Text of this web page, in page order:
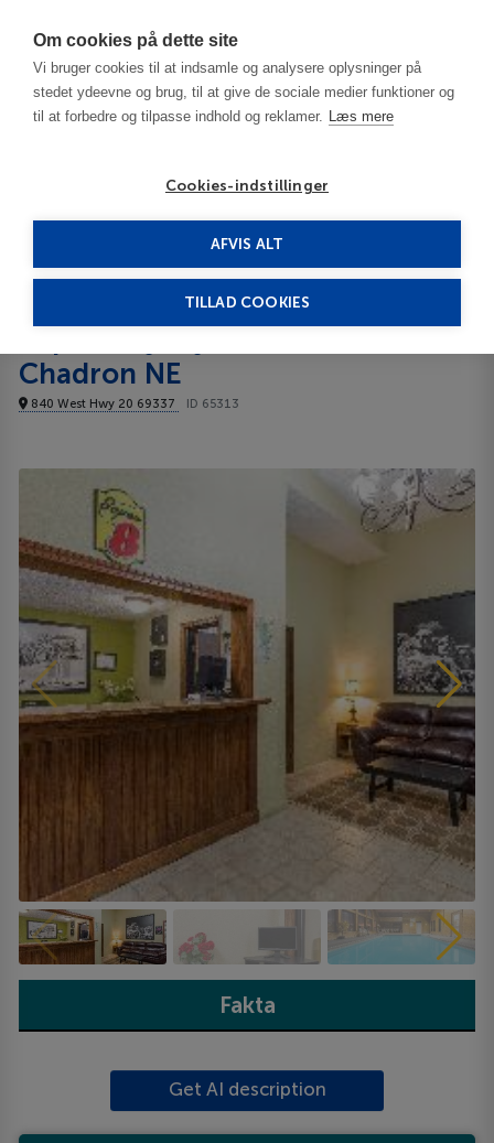
Om cookies på dette site
Vi bruger cookies til at indsamle og analysere oplysninger på
stedet ydeevne og brug, til at give de sociale medier funktioner og
til at forbedre og tilpasse indhold og reklamer. Læs mere
Cookies-indstillinger
AFVIS ALT
TILLAD COOKIES
Chadron-NE
Super 8 by Wyndham Chadron NE 2**
Chadron NE
840 West Hwy 20 69337 ID 65313
Fakta
Get AI description